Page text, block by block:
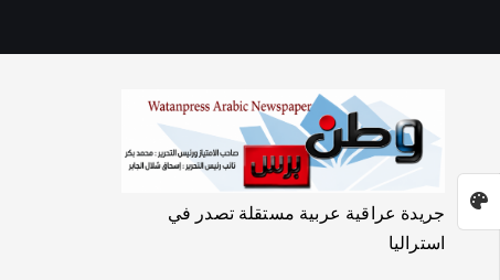
جريدة عراقية عربية مستقلة تصدر في
استراليا